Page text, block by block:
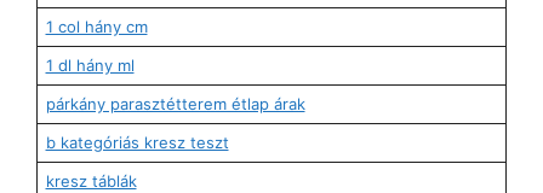
1 col hány cm
1 dl hány ml
párkány parasztétterem étlap árak
b kategóriás kresz teszt
kresz táblák